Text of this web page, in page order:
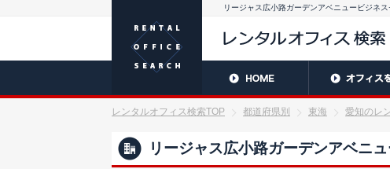
リージャス広小路ガーデンアベニュービジネス
レンタルオフィス検索TOP 都道府県別 東海 愛知のレ
リージャス広小路ガーデンアベニ